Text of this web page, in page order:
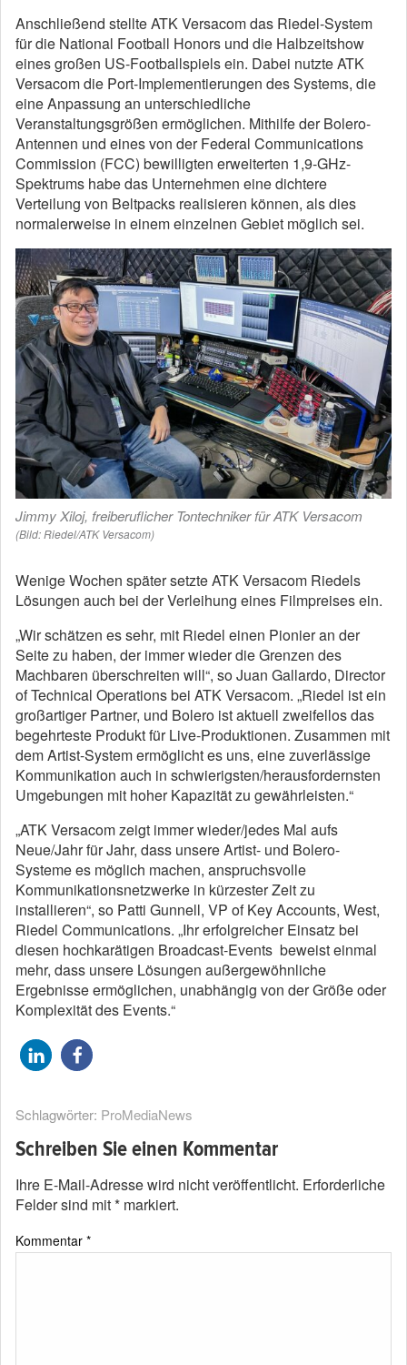
Anschließend stellte ATK Versacom das Riedel-System
für die National Football Honors und die Halbzeitshow
eines großen US-Footballspiels ein. Dabei nutzte ATK
Versacom die Port-Implementierungen des Systems, die
eine Anpassung an unterschiedliche
Veranstaltungsgrößen ermöglichen. Mithilfe der Bolero-
Antennen und eines von der Federal Communications
Commission (FCC) bewilligten erweiterten 1,9-GHz-
Spektrums habe das Unternehmen eine dichtere
Verteilung von Beltpacks realisieren können, als dies
normalerweise in einem einzelnen Gebiet möglich sei.
Jimmy Xiloj, freiberuflicher Tontechniker für ATK Versacom
(Bild: Riedel/ATK Versacom)
Wenige Wochen später setzte ATK Versacom Riedels
Lösungen auch bei der Verleihung eines Filmpreises ein.
„Wir schätzen es sehr, mit Riedel einen Pionier an der
Seite zu haben, der immer wieder die Grenzen des
Machbaren überschreiten will“, so Juan Gallardo, Director
of Technical Operations bei ATK Versacom. „Riedel ist ein
großartiger Partner, und Bolero ist aktuell zweifellos das
begehrteste Produkt für Live-Produktionen. Zusammen mit
dem Artist-System ermöglicht es uns, eine zuverlässige
Kommunikation auch in schwierigsten/herausfordernsten
Umgebungen mit hoher Kapazität zu gewährleisten.“
„ATK Versacom zeigt immer wieder/jedes Mal aufs
Neue/Jahr für Jahr, dass unsere Artist- und Bolero-
Systeme es möglich machen, anspruchsvolle
Kommunikationsnetzwerke in kürzester Zeit zu
installieren“, so Patti Gunnell, VP of Key Accounts, West,
Riedel Communications. „Ihr erfolgreicher Einsatz bei
diesen hochkarätigen Broadcast-Events beweist einmal
mehr, dass unsere Lösungen außergewöhnliche
Ergebnisse ermöglichen, unabhängig von der Größe oder
Komplexität des Events.“
Schlagwörter: ProMediaNews
Schreiben Sie einen Kommentar
Ihre E-Mail-Adresse wird nicht veröffentlicht. Erforderliche
Felder sind mit* markiert.
Kommentar *